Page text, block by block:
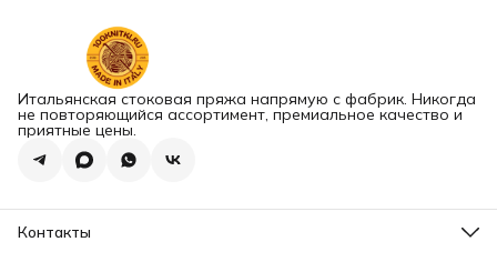
Итальянская стоковая пряжа напрямую с фабрик. Никогда
не повторяющийся ассортимент, премиальное качество и
приятные цены.
Контакты